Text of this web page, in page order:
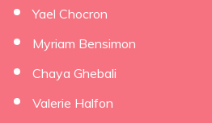
Yael Chocron
Myriam Bensimon
Chaya Ghebali
Valerie Halfon